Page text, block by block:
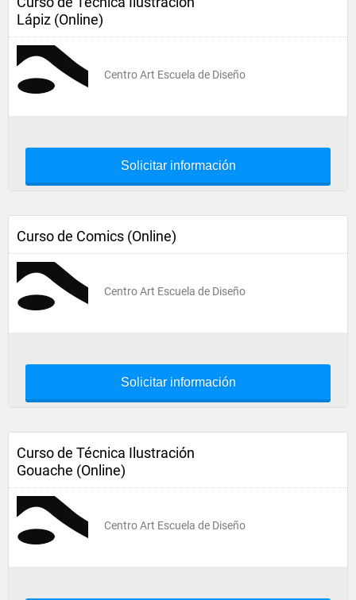
Lápiz (Online)
Centro Art Escuela de Diseño
Solicitar información
Curso de Comics (Online)
Centro Art Escuela de Diseño
Solicitar información
Curso de Técnica Ilustración
Gouache (Online)
Centro Art Escuela de Diseño